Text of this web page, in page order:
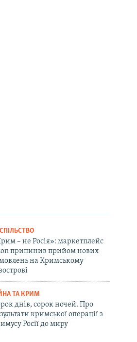
– не Росія»: маркетплейс
припинив прийом нових
на Кримському
ТА КРИМ
днів, сорок ночей. Про
кримської операції з
Росії до миру